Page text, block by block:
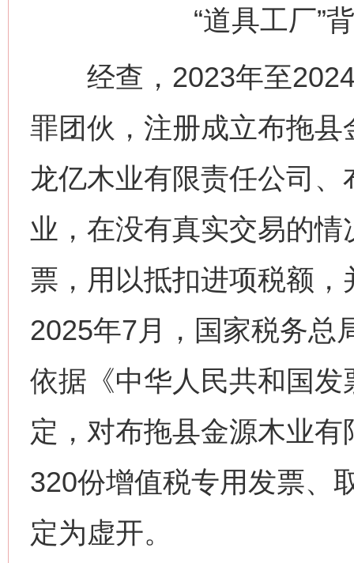
“道具工厂”
经查，2023年至2024
罪团伙，注册成立布拖
龙亿木业有限责任公司
业，在没有真实交易的
票，用以抵扣进项税额
2025年7月，国家税务总
依据《中华人民共和国
定，对布拖县金源木业
320份增值税专用发票、
定为虚开。
网上购药对药下症？